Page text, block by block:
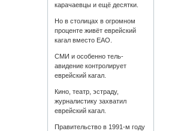
карачаевцы и ещё десятки.
Но в столицах в огромном
проценте живёт еврейский
кагал вместо ЕАО.
СМИ и особенно тель-
авидение контролирует
еврейский кагал.
Кино, театр, эстраду,
журналистику захватил
еврейский кагал.
Правительство в 1991-м году